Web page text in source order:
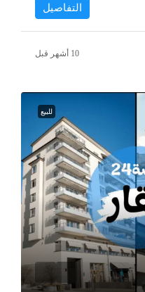
التفاصيل
للبيع